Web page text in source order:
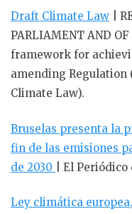
Draft Climate Law |
PARLIAMENT AND
framework for
amending Regulation
Climate Law).
Bruselas presenta la
fin de las emisiones
de 2030
| El
Ley climática